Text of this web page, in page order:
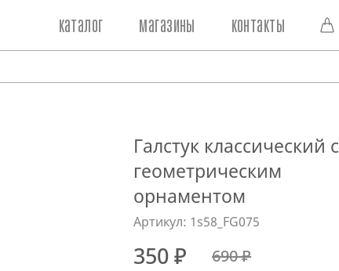
каталог магазины контакты
Галстук классический с
геометрическим
орнаментом
Артикул: 1s58_FG075
350 ₽ 690 ₽